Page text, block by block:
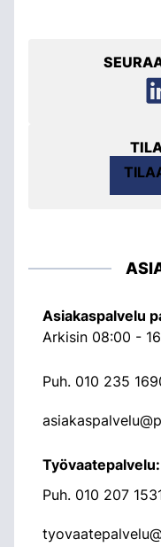
Asiakaspalvelu
Arkisin 08:00 -
Puh. 010 235
Työvaatepalvelu:
Puh. 010 207